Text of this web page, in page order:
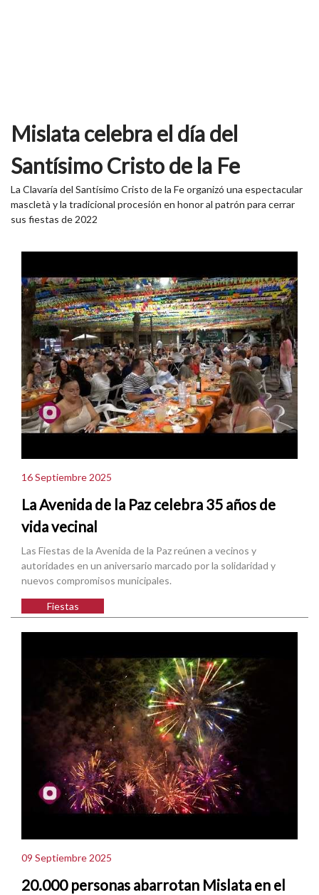
Mislata celebra el día del
Santísimo Cristo de la Fe
La Clavaría del Santísimo Cristo de la Fe organizó una espectacular
mascletà y la tradicional procesión en honor al patrón para cerrar
sus fiestas de 2022
16 Septiembre 2025
La Avenida de la Paz celebra 35 años de
vida vecinal
Las Fiestas de la Avenida de la Paz reúnen a vecinos y
autoridades en un aniversario marcado por la solidaridad y
nuevos compromisos municipales.
Fiestas
09 Septiembre 2025
20.000 personas abarrotan Mislata en el